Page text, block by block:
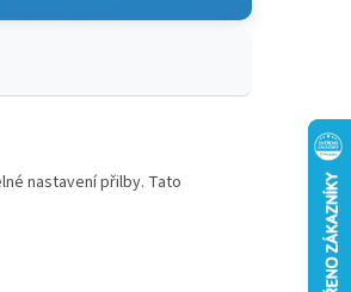
nastavení přilby. Tato